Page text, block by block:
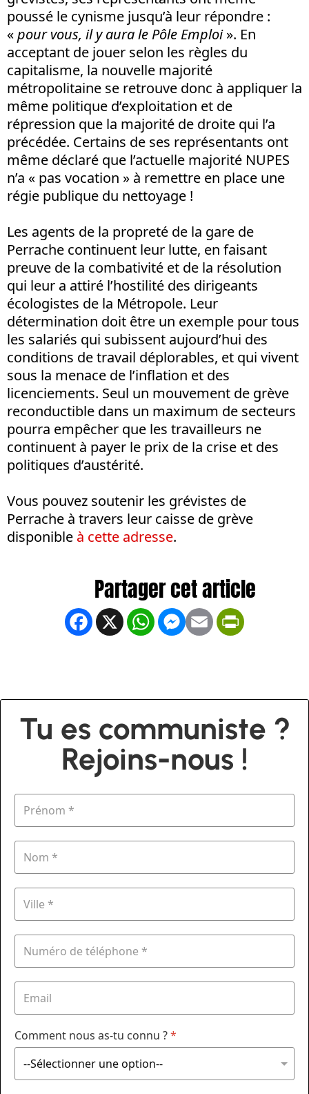
poussé le cynisme jusqu’à leur répondre :
«pour vous, il y aura le Pôle Emploi». En
acceptant de jouer selon les règles du
capitalisme, la nouvelle majorité
métropolitaine se retrouve donc à appliquer la
même politique d’exploitation et de
répression que la majorité de droite qui l’a
précédée. Certains de ses représentants ont
même déclaré que l’actuelle majorité NUPES
n’a « pas vocation » à remettre en place une
régie publique du nettoyage !
Les agents de la propreté de la gare de
Perrache continuent leur lutte, en faisant
preuve de la combativité et de la résolution
qui leur a attiré l’hostilité des dirigeants
écologistes de la Métropole. Leur
détermination doit être un exemple pour tous
les salariés qui subissent aujourd’hui des
conditions de travail déplorables, et qui vivent
sous la menace de l’inflation et des
licenciements. Seul un mouvement de grève
reconductible dans un maximum de secteurs
pourra empêcher que les travailleurs ne
continuent à payer le prix de la crise et des
politiques d’austérité.
Vous pouvez soutenir les grévistes de
Perrache à travers leur caisse de grève
disponible à cette adresse.
Facebook
X WhatsApp
Messenger
Email
Tu es communiste ?
Rejoins-nous !
Comment nous as-tu connu ?*